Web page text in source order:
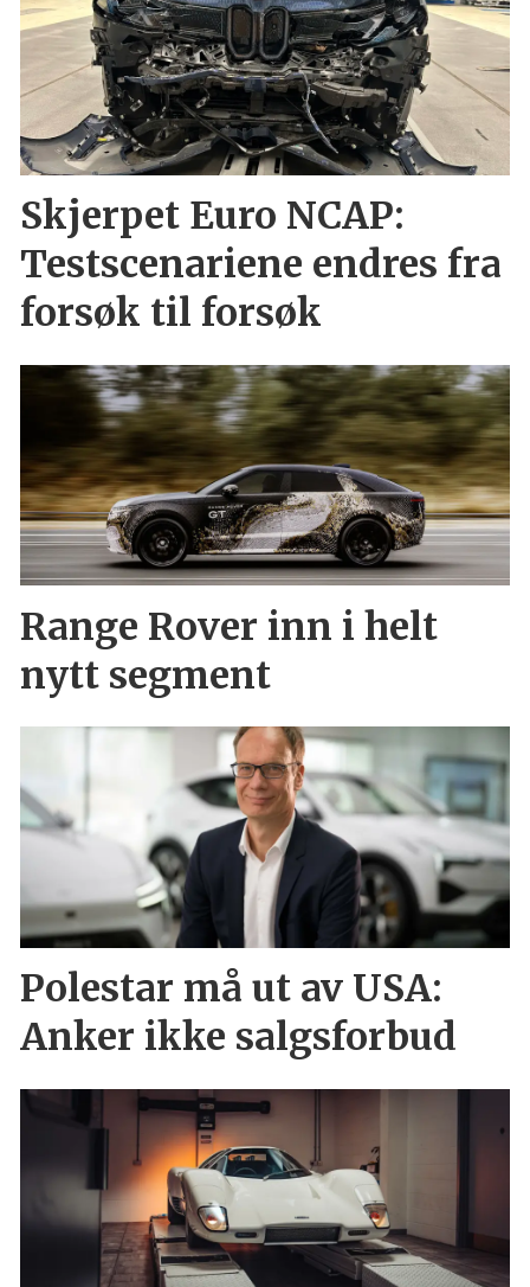
Skjerpet Euro NCAP:
Testscenariene endres fra
forsøk til forsøk
Range Rover inn i helt
nytt segment
Polestar må ut av USA:
Anker ikke salgsforbud